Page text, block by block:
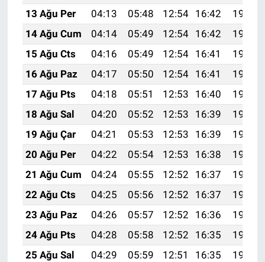
13 Ağu Per
04:13 05:48 12:54 16:42
19:51
14 Ağu Cum
04:14 05:49 12:54 16:42
19:49
15 Ağu Cts
04:16 05:49 12:54 16:41
19:48
16 Ağu Paz
04:17 05:50 12:54 16:41
19:47
17 Ağu Pts
04:18 05:51 12:53 16:40
19:45
18 Ağu Sal
04:20 05:52 12:53 16:39
19:44
19 Ağu Çar
04:21 05:53 12:53 16:39
19:43
20 Ağu Per
04:22 05:54 12:53 16:38
19:41
21 Ağu Cum
04:24 05:55 12:52 16:37
19:40
22 Ağu Cts
04:25 05:56 12:52 16:37
19:38
23 Ağu Paz
04:26 05:57 12:52 16:36
19:37
24 Ağu Pts
04:28 05:58 12:52 16:35
19:36
25 Ağu Sal
04:29 05:59 12:51 16:35 19:34